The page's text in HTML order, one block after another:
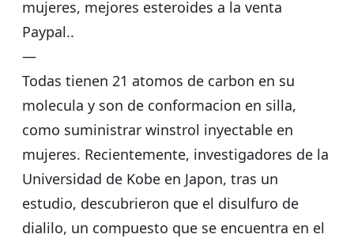
mujeres, mejores esteroides a la venta
Paypal..
—
Todas tienen 21 atomos de carbon en su
molecula y son de conformacion en silla,
como suministrar winstrol inyectable en
mujeres. Recientemente, investigadores de la
Universidad de Kobe en Japon, tras un
estudio, descubrieron que el disulfuro de
dialilo, un compuesto que se encuentra en el